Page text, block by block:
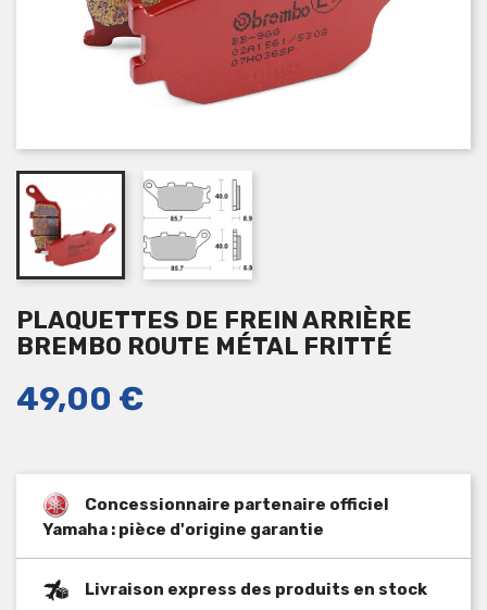
PLAQUETTES DE FREIN ARRIÈRE
BREMBO ROUTE MÉTAL FRITTÉ
49,00 €
Concessionnaire partenaire officiel
Yamaha : pièce d'origine garantie
Livraison express des produits en stock